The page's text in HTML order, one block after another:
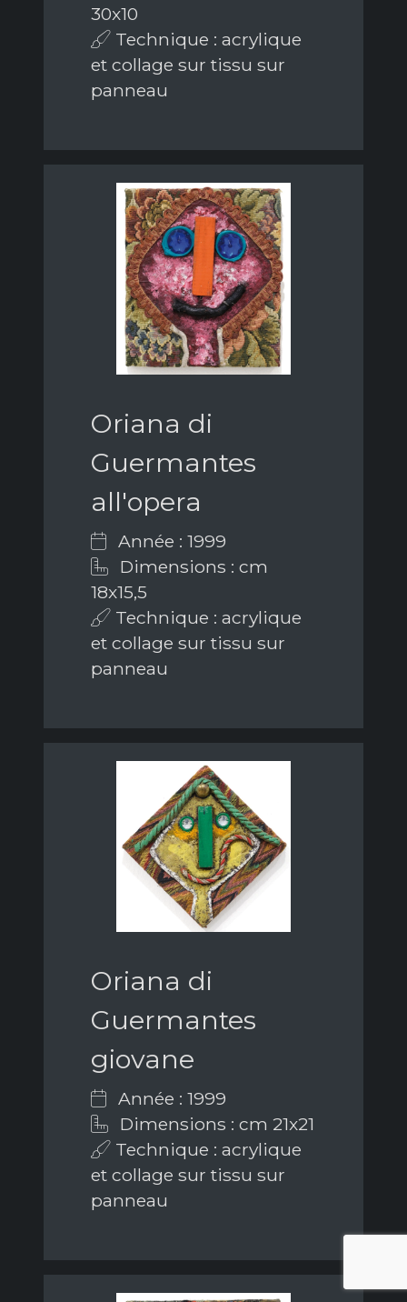
30x10
Technique : acrylique
et collage sur tissu sur
panneau
Oriana di
Guermantes
all'opera
Année : 1999
Dimensions : cm
18x15,5
Technique : acrylique
et collage sur tissu sur
panneau
Oriana di
Guermantes
giovane
Année : 1999
Dimensions : cm 21x21
Technique : acrylique
et collage sur tissu sur
panneau